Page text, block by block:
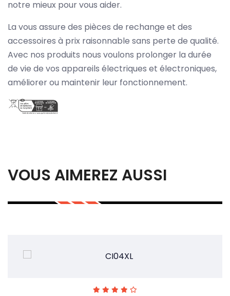
notre mieux pour vous aider.
La vous assure des pièces de rechange et des
accessoires à prix raisonnable sans perte de qualité.
Avec nos produits nous voulons prolonger la durée
de vie de vos appareils électriques et électroniques,
améliorer ou maintenir leur fonctionnement.
VOUS AIMEREZ AUSSI